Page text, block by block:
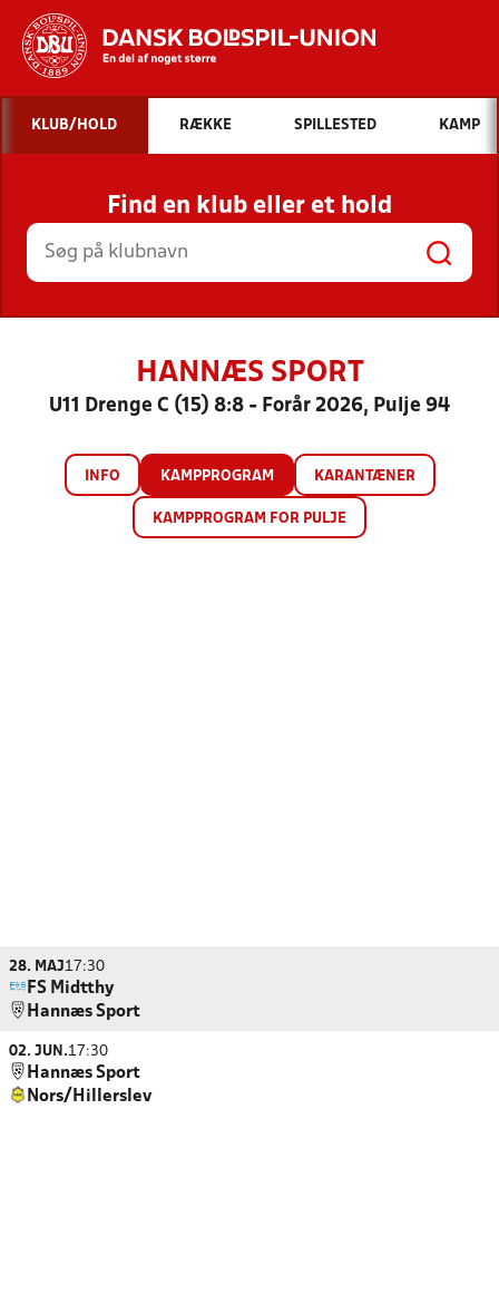
Hvad vil du søge efter?
INDHOLD OG NYHEDER
STILLINGER, RESULTATER, KLUBBER OG
HOLD
KLUB/HOLD RÆKKE SPILLESTED KAMP
Find en klub eller et hold
HANNÆS SPORT
U11 Drenge C (15) 8:8 - Forår 2026, Pulje 94
INFO KAMPPROGRAM KARANTÆNER
KAMPPROGRAM FOR PULJE
28. MAJ17:30
FS Midtthy
Hannæs Sport
02. JUN.17:30
Hannæs Sport
Nors/Hillerslev